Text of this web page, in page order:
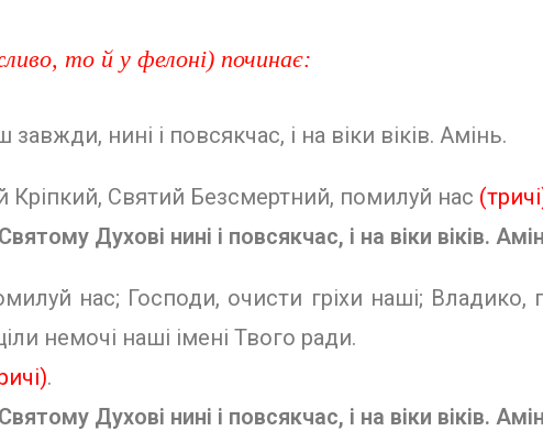
то й у фелоні) починає:
нині і повсякчас, і на віки віків. Амінь.
Свя­тий Безсмертний, помилуй нас
Духо­ві нині і повсякчас, і на віки віків.
нас; Гос­поди, очисти гріхи наші; Владико,
немочі наші імені Твого ради.
.
Духо­ві нині і повсякчас, і на віки віків.